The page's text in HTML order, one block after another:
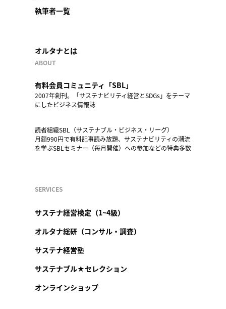
執筆者一覧
オルタナとは
ABOUT
有料会員コミュニティ「SBL」
2007年創刊。「サステナビリティ経営とSDGs」をテーマ
にしたビジネス情報誌
読者組織SBL（サステナブル・ビジネス・リーグ）
月額990円で有料記事読み放題、サステナビリティの潮流
を学ぶSBLセミナー（毎月開催）への参加などの特典多数
SERVICES
サステナ経営検定（1~4級）
オルタナ総研（コンサル・調査）
サステナ経営塾
サステナブル★セレクション
オンラインショップ